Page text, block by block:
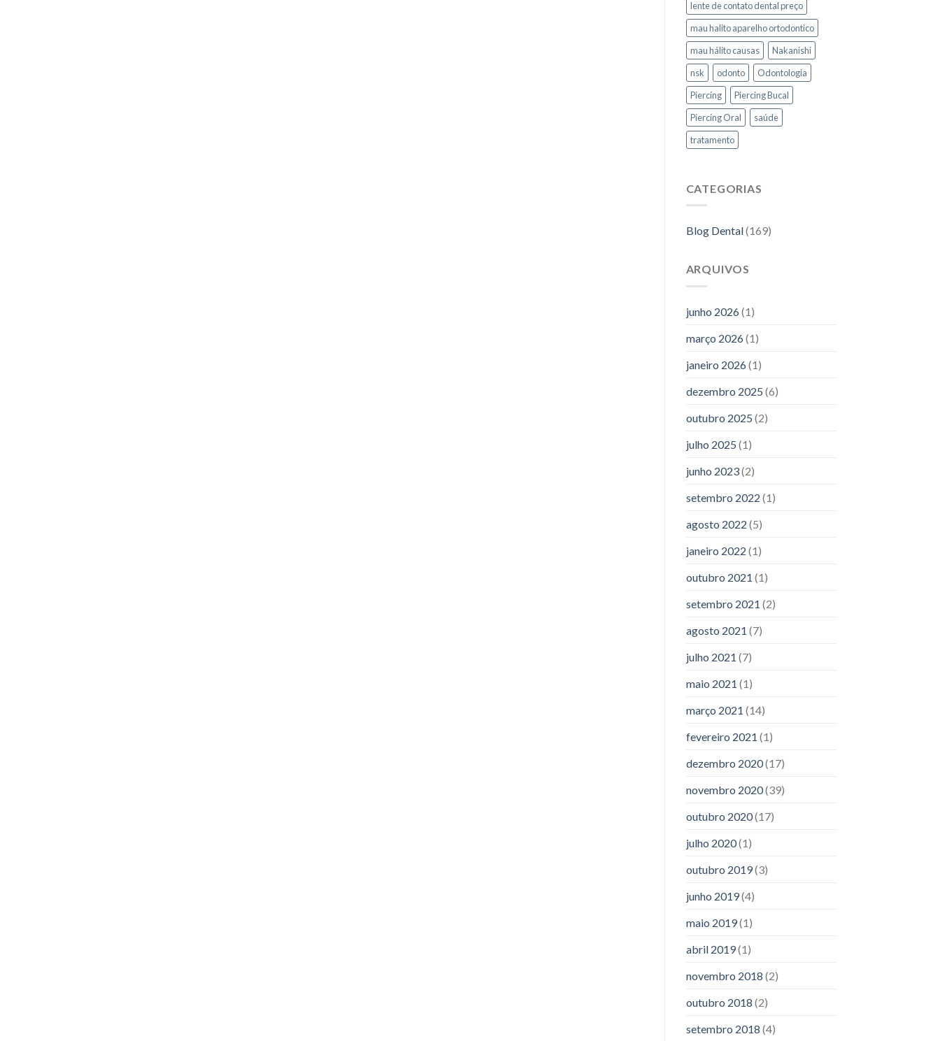
lente de contato dental preço
mau halito aparelho ortodontico
mau hálito causas
Nakanishi
nsk
odonto
Odontologia
Piercing
Piercing Bucal
Piercing Oral
saúde
tratamento
CATEGORIAS
Blog Dental(169)
ARQUIVOS
junho 2026(1)
março 2026(1)
janeiro 2026(1)
dezembro 2025 (6)
outubro 2025 (2)
julho 2025 (1)
junho 2023(2)
setembro 2022 (1)
agosto 2022 (5)
janeiro 2022 (1)
outubro 2021 (1)
setembro 2021 (2)
agosto 2021 (7)
julho 2021 (7)
maio 2021 (1)
março 2021 (14)
fevereiro 2021 (1)
dezembro 2020(17)
novembro 2020(39)
outubro 2020(17)
julho 2020(1)
outubro 2019(3)
junho 2019(4)
maio 2019(1)
abril 2019(1)
novembro 2018 (2)
outubro 2018 (2)
setembro 2018 (4)